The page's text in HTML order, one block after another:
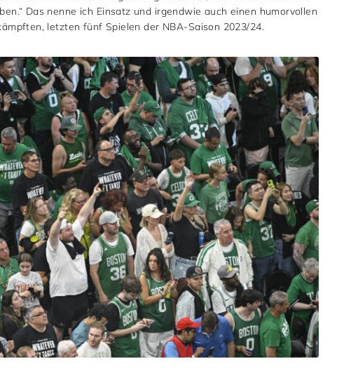
Das nenne ich Einsatz und irgendwie auch einen humorvollen
letzten fünf Spielen der NBA-Saison 2023/24.